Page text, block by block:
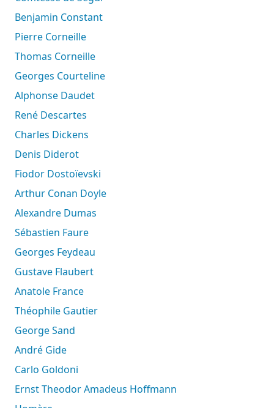
Benjamin Constant
Pierre Corneille
Thomas Corneille
Georges Courteline
Alphonse Daudet
René Descartes
Charles Dickens
Denis Diderot
Fiodor Dostoïevski
Arthur Conan Doyle
Alexandre Dumas
Sébastien Faure
Georges Feydeau
Gustave Flaubert
Anatole France
Théophile Gautier
George Sand
André Gide
Carlo Goldoni
Ernst Theodor Amadeus Hoffmann